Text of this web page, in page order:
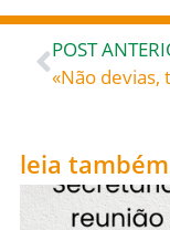
POST
leia